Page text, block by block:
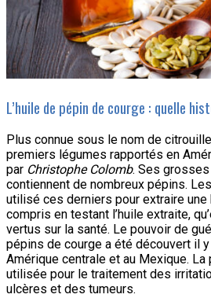
L’huile de pépin de courge : quelle
Plus connue sous le nom de
premiers légumes rapportés en
par Christophe Colomb. Ses
contiennent de nombreux pépins.
utilisé ces derniers pour extraire une
compris en testant l’huile extraite,
vertus sur la santé. Le pouvoir de
pépins de courge a été découvert il
Amérique centrale et au Mexique.
utilisée pour le traitement des
ulcères et des tumeurs.